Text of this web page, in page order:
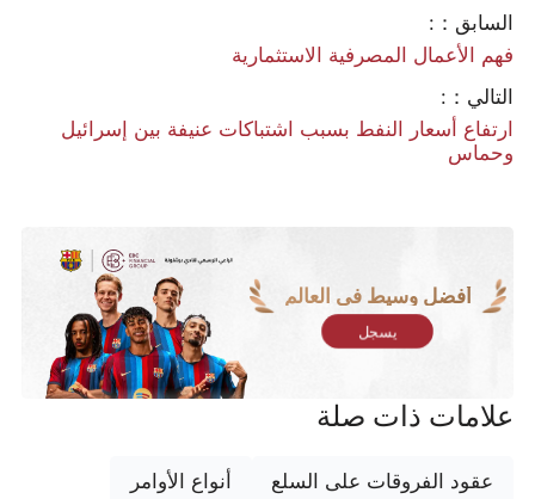
السابق：:
فهم الأعمال المصرفية الاستثمارية
التالي：:
ارتفاع أسعار النفط بسبب اشتباكات عنيفة بين إسرائيل
وحماس
أفضل وسيط في العالم
يسجل
علامات ذات صلة
عقود الفروقات على السلع أنواع الأوامر